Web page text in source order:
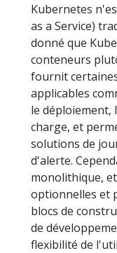
Kubernetes
as a Service)
donné que
conteneurs
fournit
applicables
le déploiement,
charge, et
solutions de
d'alerte.
monolithique,
optionnelles et
blocs de
de
flexibilité de